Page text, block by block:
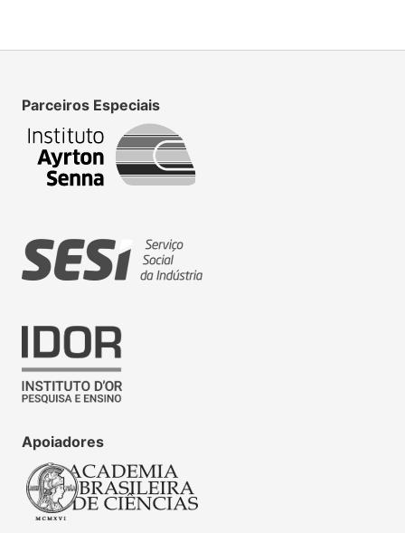
Parceiros Especiais
Apoiadores